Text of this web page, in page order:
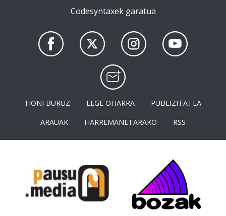
Codesyntaxek garatua
HONI BURUZ LEGE OHARRA
PUBLIZITATEA
ARAUAK
HARREMANETARAKO RSS